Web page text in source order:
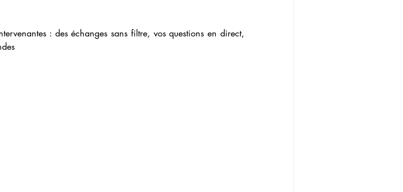
: des échanges sans filtre, vos questions en direct,